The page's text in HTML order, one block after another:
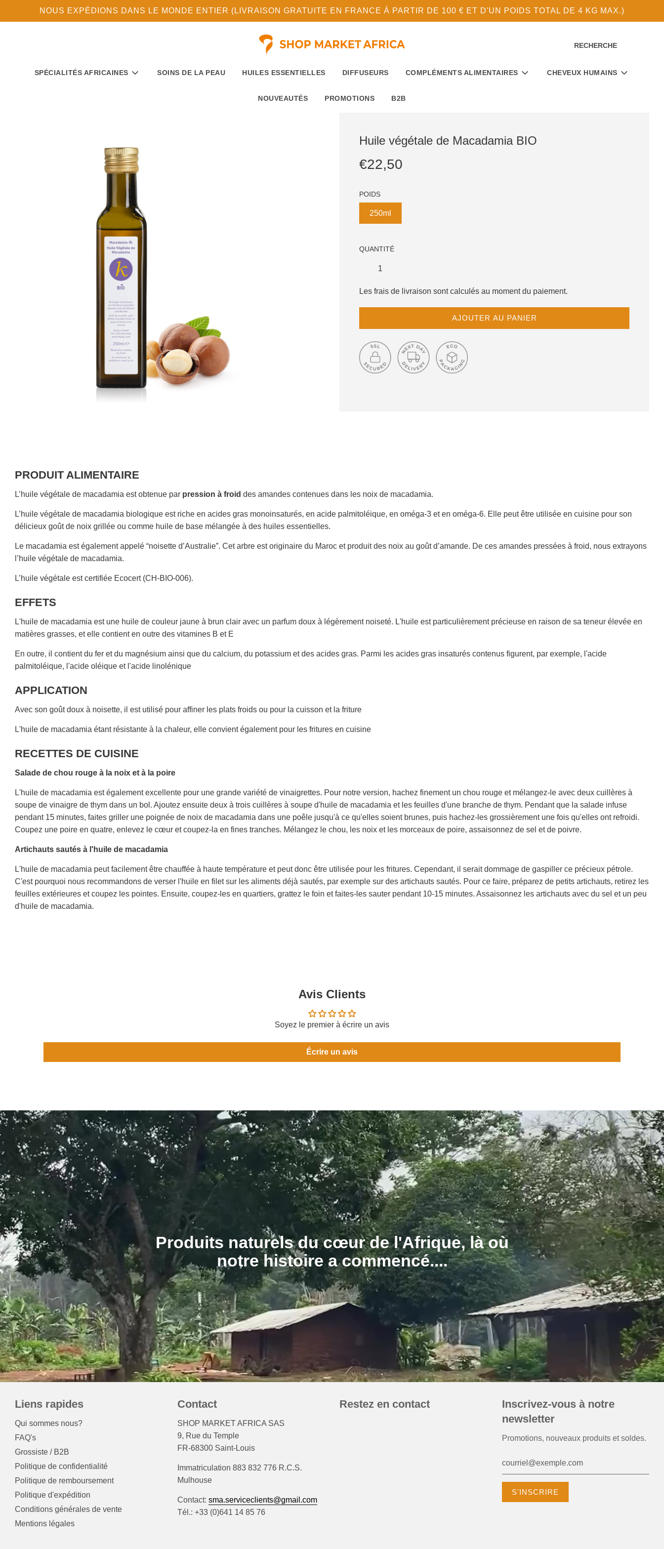
NOUS EXPÉDIONS DANS LE MONDE ENTIER (LIVRAISON GRATUITE EN FRANCE À PARTIR DE 100 € ET D'UN POIDS TOTAL DE 4 KG MAX.)
RECHERCHE
SPÉCIALITÉS AFRICAINES SOINS DE LA PEAU HUILES ESSENTIELLES DIFFUSEURS COMPLÉMENTS ALIMENTAIRES CHEVEUX HUMAINS
NOUVEAUTÉS PROMOTIONS B2B
Huile végétale de Macadamia BIO
Prix
Prix
régulier
€22,50
POIDS
250ml
QUANTITÉ
Les frais de livraison sont calculés au moment du paiement.
C
H
R
G
E
.
AJOUTER AU PANIER
PRODUIT ALIMENTAIRE
L’huile végétale de macadamia est obtenue par pression à froid des amandes contenues dans les noix de macadamia.
L’huile végétale de macadamia biologique est riche en acides gras monoinsaturés, en acide palmitoléique, en oméga-3 et en oméga-6. Elle peut être utilisée en cuisine pour son
délicieux goût de noix grillée ou comme huile de base mélangée à des huiles essentielles.
Le macadamia est également appelé “noisette d’Australie”. Cet arbre est originaire du Maroc et produit des noix au goût d’amande. De ces amandes pressées à froid, nous extrayons
l’huile végétale de macadamia.
L’huile végétale est certifiée Ecocert (CH-BIO-006).
EFFETS
L'huile de macadamia est une huile de couleur jaune à brun clair avec un parfum doux à légèrement noiseté. L'huile est particulièrement précieuse en raison de sa teneur élevée en
matières grasses, et elle contient en outre des vitamines B et E
En outre, il contient du fer et du magnésium ainsi que du calcium, du potassium et des acides gras. Parmi les acides gras insaturés contenus figurent, par exemple, l'acide
palmitoléique, l'acide oléique et l'acide linolénique
APPLICATION
Avec son goût doux à noisette, il est utilisé pour affiner les plats froids ou pour la cuisson et la friture
L'huile de macadamia étant résistante à la chaleur, elle convient également pour les fritures en cuisine
RECETTES DE CUISINE
Salade de chou rouge à la noix et à la poire
L'huile de macadamia est également excellente pour une grande variété de vinaigrettes. Pour notre version, hachez finement un chou rouge et mélangez-le avec deux cuillères à
soupe de vinaigre de thym dans un bol. Ajoutez ensuite deux à trois cuillères à soupe d'huile de macadamia et les feuilles d'une branche de thym. Pendant que la salade infuse
pendant 15 minutes, faites griller une poignée de noix de macadamia dans une poêle jusqu'à ce qu'elles soient brunes, puis hachez-les grossièrement une fois qu'elles ont refroidi.
Coupez une poire en quatre, enlevez le cœur et coupez-la en fines tranches. Mélangez le chou, les noix et les morceaux de poire, assaisonnez de sel et de poivre.
Artichauts sautés à l'huile de macadamia
L'huile de macadamia peut facilement être chauffée à haute température et peut donc être utilisée pour les fritures. Cependant, il serait dommage de gaspiller ce précieux pétrole.
C'est pourquoi nous recommandons de verser l'huile en filet sur les aliments déjà sautés, par exemple sur des artichauts sautés. Pour ce faire, préparez de petits artichauts, retirez les
feuilles extérieures et coupez les pointes. Ensuite, coupez-les en quartiers, grattez le foin et faites-les sauter pendant 10-15 minutes. Assaisonnez les artichauts avec du sel et un peu
d'huile de macadamia.
Avis Clients
Soyez le premier à écrire un avis
Écrire un avis
Produits naturels du cœur de l'Afrique, là où
notre histoire a commencé....
Liens rapides
Qui sommes nous?
FAQ's
Grossiste / B2B
Politique de confidentialité
Politique de remboursement
Politique d'expédition
Conditions générales de vente
Mentions légales
Contact
SHOP MARKET AFRICA SAS
9, Rue du Temple
FR-68300 Saint-Louis
Immatriculation 883 832 776 R.C.S.
Mulhouse
Contact: sma.serviceclients@gmail.com
Tél.: +33 (0)641 14 85 76
Restez en contact
Inscrivez-vous à notre
newsletter
Promotions, nouveaux produits et soldes.